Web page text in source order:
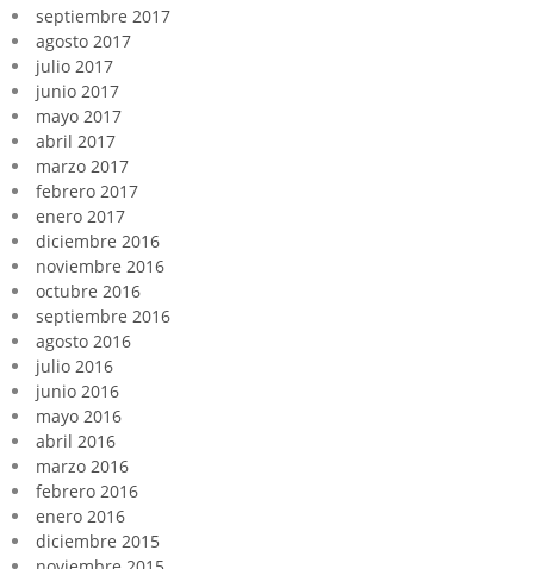
septiembre 2017
agosto 2017
julio 2017
junio 2017
mayo 2017
abril 2017
marzo 2017
febrero 2017
enero 2017
diciembre 2016
noviembre 2016
octubre 2016
septiembre 2016
agosto 2016
julio 2016
junio 2016
mayo 2016
abril 2016
marzo 2016
febrero 2016
enero 2016
diciembre 2015